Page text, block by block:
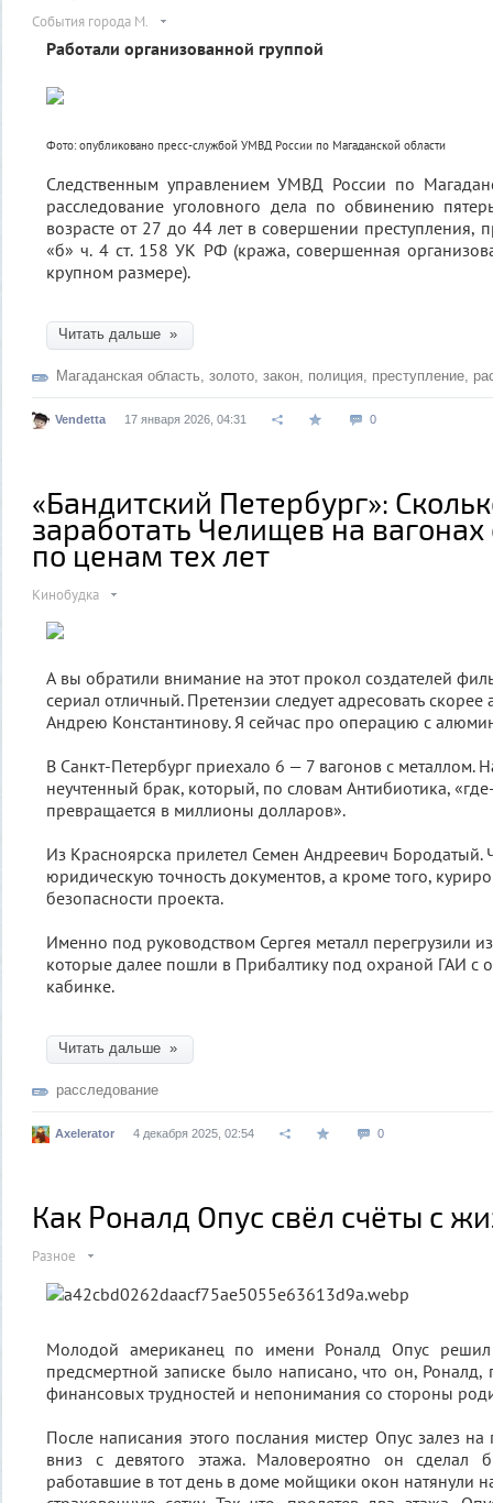
События города М.
Работали организованной группой
Фото: опубликовано пресс-службой УМВД России по Магаданской области
Следственным управлением УМВД России по
расследование уголовного дела по обвинению
возрасте от 27 до 44 лет в совершении преступления,
«б» ч. 4 ст. 158 УК РФ (кража, совершенная
крупном размере).
Читать дальше »
Магаданская область золото закон полиция преступление
Vendetta 17 января 2026, 04:31 0
«Бандитский Петербург»:
заработать Челищев на
по ценам тех лет
Кинобудка
А вы обратили внимание на этот прокол создателей
сериал отличный. Претензии следует адресовать скорее
Андрею Константинову. Я сейчас про операцию с
В Санкт-Петербург приехало 6 — 7 вагонов с металлом.
неучтенный брак, который, по словам Антибиотика,
превращается в миллионы долларов».
Из Красноярска прилетел Семен Андреевич
юридическую точность документов, а кроме того,
безопасности проекта.
Именно под руководством Сергея металл перегрузили
которые далее пошли в Прибалтику под охраной ГАИ с
кабинке.
Читать дальше »
расследование
Axelerator 4 декабря 2025, 02:54 0
Как Роналд Опус свёл счёты с
Разное
Молодой американец по имени Роналд Опус
предсмертной записке было написано, что он, Роналд,
финансовых трудностей и непонимания со стороны
После написания этого послания мистер Опус залез
вниз с девятого этажа. Маловероятно он сделал
работавшие в тот день в доме мойщики окон натянули